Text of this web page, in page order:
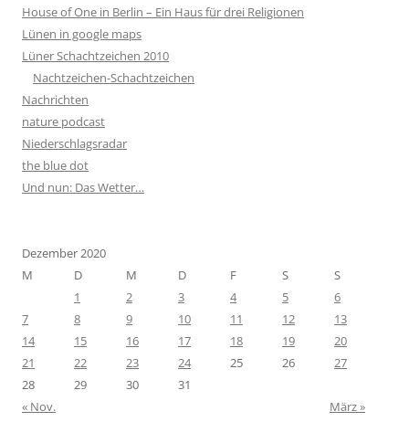
House of One in Berlin – Ein Haus für drei Religionen
Lünen in google maps
Lüner Schachtzeichen 2010
Nachtzeichen-Schachtzeichen
Nachrichten
nature podcast
Niederschlagsradar
the blue dot
Und nun: Das Wetter…
Dezember 2020
M
D M D F S
S
1
2 3 4 5
6
7
8 9 10 11 12
13
14
15 16 17 18 19
20
21
22 23 24 25 26
27
28
29 30
31
« Nov.
März »